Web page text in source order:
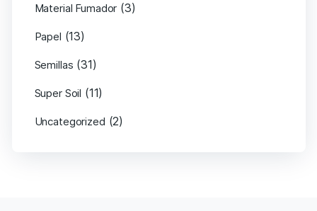
Material Fumador (3)
Papel (13)
Semillas (31)
Super Soil (11)
Uncategorized (2)